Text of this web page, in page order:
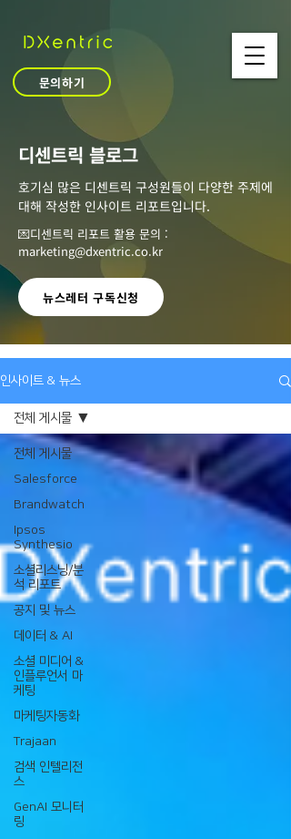
문의하기
​디센트릭 블로그
호기심 많은 디센트릭 구성원들이 다양한 주제에
대해 작성한 인사이트 리포트입니다.
💌디센트릭 리포트 활용 문의 :
marketing@dxentric.co.kr
뉴스레터 구독신청
인사이트 & 뉴스
전체 게시물
Salesforce
Brandwatch
Ipsos
Synthesio
소셜리스닝/분
석 리포트
공지 및 뉴스
데이터 & AI
소셜 미디어 &
인플루언서 마
케팅
마케팅자동화
Trajaan
검색 인텔리전
스
GenAI 모니터
링
전체 게시물